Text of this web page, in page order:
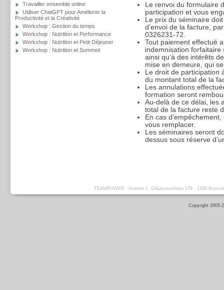
Travailler ensemble online
Utiliser ChatGPT pour Améliorer la
Productivité et la Créativité
Workshop : Gestion du temps
Workshop : Nutrition et Performance
Workshop : Nutrition et Petit Déjeuner
Workshop : Nutrition et Sommeil
Le renvoi du formulaire
participation et vous
Le prix du séminaire
d’envoi de la facture,
0326231-72.
Tout paiement effectué
indemnisation forfaitaire
ainsi qu’à des intérêts
mise en demeure, qui
Le droit de participation
du montant total de la
Les annulations
formation seront
Au-delà de ce délai, les
total de la facture reste
En cas
vous remplacer.
Les séminaires seront
dessus sous réserve
TEAMPOWER - Avenue L. Gribaumontlaan 179 - 1200
Copyright